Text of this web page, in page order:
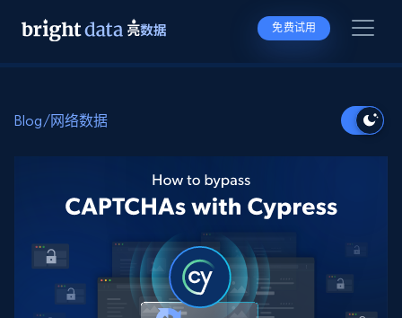
免费试用
Blog/网络数据